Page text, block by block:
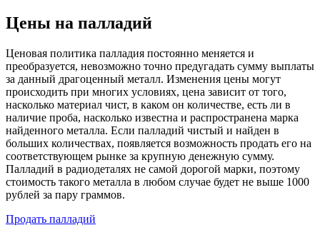
Цены на палладий
Ценовая политика палладия постоянно меняется и
преобразуется, невозможно точно предугадать сумму выплаты
за данный драгоценный металл. Изменения цены могут
происходить при многих условиях, цена зависит от того,
насколько материал чист, в каком он количестве, есть ли в
наличие проба, насколько известна и распространена марка
найденного металла. Если палладий чистый и найден в
больших количествах, появляется возможность продать его на
соответствующем рынке за крупную денежную сумму.
Палладий в радиодеталях не самой дорогой марки, поэтому
стоимость такого металла в любом случае будет не выше 1000
рублей за пару граммов.
Продать палладий